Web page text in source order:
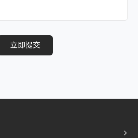
立即提交